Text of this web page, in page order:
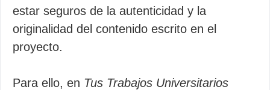
estar seguros de la autenticidad y la
originalidad del contenido escrito en el
proyecto.
Para ello, en Tus Trabajos Universitarios